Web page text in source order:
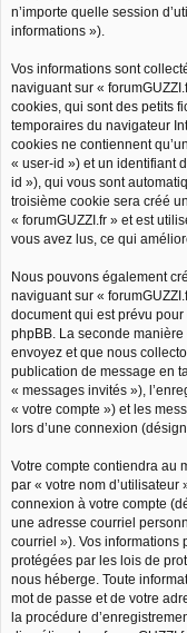
n’importe quelle session
informations »).
Vos informations sont
naviguant sur «
cookies, qui sont des petits
temporaires du navigateur
cookies ne contiennent
« user-id ») et un identifiant
id »), qui vous sont
troisième cookie sera créé
« forumGUZZI.fr » et est
vous avez lus, ce qui
Nous pouvons également
naviguant sur «
document qui est prévu
phpBB. La seconde
envoyez et que nous
publication de message en
« messages invités »),
« votre compte ») et les
lors d’une connexion
Votre compte contiendra au
par « votre nom
connexion à votre compte
une adresse courriel
courriel »). Vos informations
protégées par les lois de
nous héberge. Toute
mot de passe et de votre
la procédure